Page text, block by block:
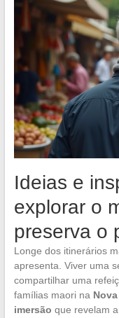
Ideias e
explorar o
preserva o
Longe dos itinerários
apresenta. Viver uma
compartilhar uma
famílias maori na
imersão que revelam